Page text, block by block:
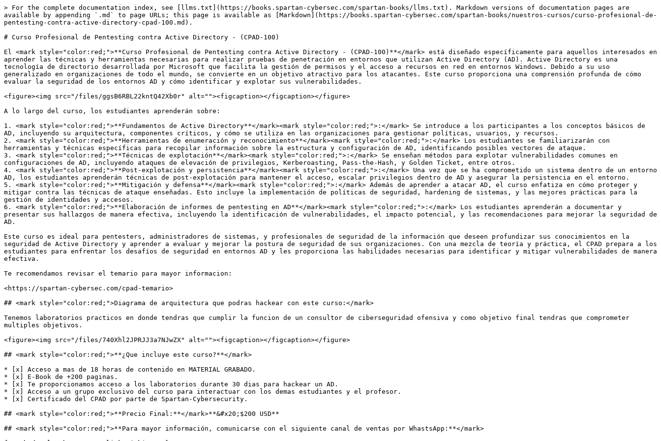
> For the complete documentation index, see [llms.txt](https://books.spartan-cybersec.com/spartan-books/llms.txt). Markdown versions of documentation pages are
available by appending `.md` to page URLs; this page is available as [Markdown](https://books.spartan-cybersec.com/spartan-books/nuestros-cursos/curso-profesional-de-
pentesting-contra-active-directory-cpad-100.md).
# Curso Profesional de Pentesting contra Active Directory - (CPAD-100)
El <mark style="color:red;">**Curso Profesional de Pentesting contra Active Directory - (CPAD-100)**</mark> está diseñado específicamente para aquellos interesados en
aprender las técnicas y herramientas necesarias para realizar pruebas de penetración en entornos que utilizan Active Directory (AD). Active Directory es una
tecnología de directorio desarrollada por Microsoft que facilita la gestión de permisos y el acceso a recursos en red en entornos Windows. Debido a su uso
generalizado en organizaciones de todo el mundo, se convierte en un objetivo atractivo para los atacantes. Este curso proporciona una comprensión profunda de cómo
evaluar la seguridad de los entornos AD y cómo identificar y explotar sus vulnerabilidades.
<figure><img src="/files/ggsB6RBL22kntQ42Xb0r" alt=""><figcaption></figcaption></figure>
A lo largo del curso, los estudiantes aprenderán sobre:
1. <mark style="color:red;">**Fundamentos de Active Directory**</mark><mark style="color:red;">:</mark> Se introduce a los participantes a los conceptos básicos de
AD, incluyendo su arquitectura, componentes críticos, y cómo se utiliza en las organizaciones para gestionar políticas, usuarios, y recursos.
2. <mark style="color:red;">**Herramientas de enumeración y reconocimiento**</mark><mark style="color:red;">:</mark> Los estudiantes se familiarizarán con
herramientas y técnicas específicas para recopilar información sobre la estructura y configuración de AD, identificando posibles vectores de ataque.
3. <mark style="color:red;">**Técnicas de explotación**</mark><mark style="color:red;">:</mark> Se enseñan métodos para explotar vulnerabilidades comunes en
configuraciones de AD, incluyendo ataques de elevación de privilegios, Kerberoasting, Pass-the-Hash, y Golden Ticket, entre otros.
4. <mark style="color:red;">**Post-explotación y persistencia**</mark><mark style="color:red;">:</mark> Una vez que se ha comprometido un sistema dentro de un entorno
AD, los estudiantes aprenderán técnicas de post-explotación para mantener el acceso, escalar privilegios dentro de AD y asegurar la persistencia en el entorno.
5. <mark style="color:red;">**Mitigación y defensa**</mark><mark style="color:red;">:</mark> Además de aprender a atacar AD, el curso enfatiza en cómo proteger y
mitigar contra las técnicas de ataque enseñadas. Esto incluye la implementación de políticas de seguridad, hardening de sistemas, y las mejores prácticas para la
gestión de identidades y accesos.
6. <mark style="color:red;">**Elaboración de informes de pentesting en AD**</mark><mark style="color:red;">:</mark> Los estudiantes aprenderán a documentar y
presentar sus hallazgos de manera efectiva, incluyendo la identificación de vulnerabilidades, el impacto potencial, y las recomendaciones para mejorar la seguridad de
AD.
Este curso es ideal para pentesters, administradores de sistemas, y profesionales de seguridad de la información que deseen profundizar sus conocimientos en la
seguridad de Active Directory y aprender a evaluar y mejorar la postura de seguridad de sus organizaciones. Con una mezcla de teoría y práctica, el CPAD prepara a los
estudiantes para enfrentar los desafíos de seguridad en entornos AD y les proporciona las habilidades necesarias para identificar y mitigar vulnerabilidades de manera
efectiva.
Te recomendamos revisar el temario para mayor informacion:
<https://spartan-cybersec.com/cpad-temario>
## <mark style="color:red;">Diagrama de arquitectura que podras hackear con este curso:</mark>
Tenemos laboratorios practicos en donde tendras que cumplir la funcion de un consultor de ciberseguridad ofensiva y como objetivo final tendras que comprometer
multiples objetivos.
<figure><img src="/files/740Xhl2JPRJJ3a7NJwZX" alt=""><figcaption></figcaption></figure>
## <mark style="color:red;">**¿Que incluye este curso?**</mark>
* [x] Acceso a mas de 18 horas de contenido en MATERIAL GRABADO.
* [x] E-Book de +200 paginas.
* [x] Te proporcionamos acceso a los laboratorios durante 30 dias para hackear un AD.
* [x] Acceso a un grupo exclusivo del curso para interactuar con los demas estudiantes y el profesor.
* [x] Certificado del CPAD por parte de Spartan-Cybersecurity.
## <mark style="color:red;">**Precio Final:**</mark>**&#x20;$200 USD**
## <mark style="color:red;">**Para mayor información, comunicarse con el siguiente canal de ventas por WhastsApp:**</mark>